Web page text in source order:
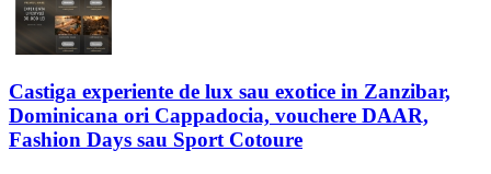
Castiga experiente de lux sau exotice in Zanzibar,
Dominicana ori Cappadocia, vouchere DAAR,
Fashion Days sau Sport Cotoure